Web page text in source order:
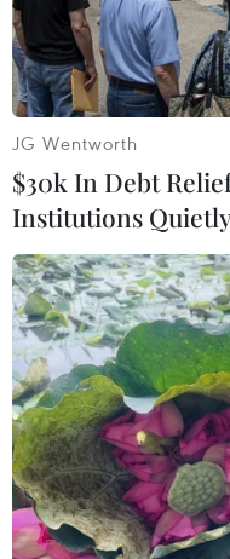
Đại sứ Việt Nam tại Đức
góp của những
Tối 13/10, tại
JG Wentworth
$30k In Debt
Institutions